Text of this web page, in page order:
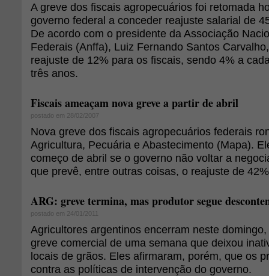
A greve dos fiscais agropecuários foi retomada
governo federal a conceder reajuste salarial de
De acordo com o presidente da Associação
Federais (Anffa), Luiz Fernando Santos
reajuste de 12% para os fiscais, sendo 4% a
três anos.
Fiscais ameaçam nova greve a partir de abril
postado em 28/02/2007
Nova greve dos fiscais agropecuários federais
Agricultura, Pecuária e Abastecimento (Mapa).
começo de abril se o governo não voltar a
que prevê, entre outras coisas, o reajuste de
ARG: greve termina, mas produtor segue
postado em 24/01/2011
Agricultores argentinos encerram neste
greve comercial de uma semana que deixou
locais de grãos. Eles afirmaram, porém, que os
contra as políticas de intervenção do governo.